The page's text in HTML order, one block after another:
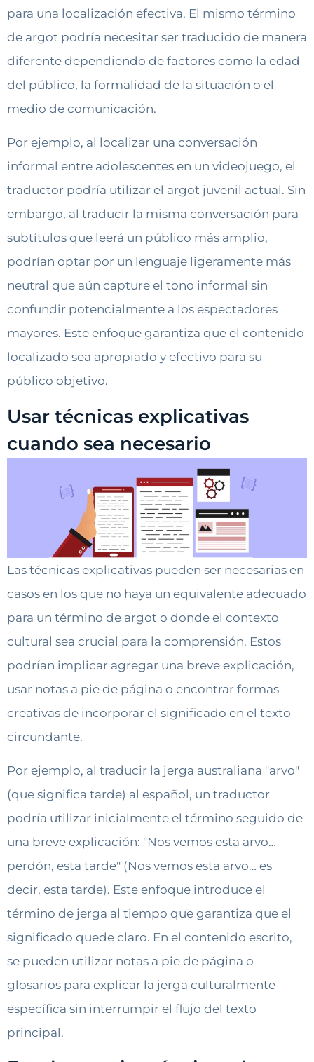
para una localización efectiva. El mismo término
de argot podría necesitar ser traducido de manera
diferente dependiendo de factores como la edad
del público, la formalidad de la situación o el
medio de comunicación.
Por ejemplo, al localizar una conversación
informal entre adolescentes en un videojuego, el
traductor podría utilizar el argot juvenil actual. Sin
embargo, al traducir la misma conversación para
subtítulos que leerá un público más amplio,
podrían optar por un lenguaje ligeramente más
neutral que aún capture el tono informal sin
confundir potencialmente a los espectadores
mayores. Este enfoque garantiza que el contenido
localizado sea apropiado y efectivo para su
público objetivo.
Usar técnicas explicativas
cuando sea necesario
Las técnicas explicativas pueden ser necesarias en
casos en los que no haya un equivalente adecuado
para un término de argot o donde el contexto
cultural sea crucial para la comprensión. Estos
podrían implicar agregar una breve explicación,
usar notas a pie de página o encontrar formas
creativas de incorporar el significado en el texto
circundante.
Por ejemplo, al traducir la jerga australiana "arvo"
(que significa tarde) al español, un traductor
podría utilizar inicialmente el término seguido de
una breve explicación: "Nos vemos esta arvo…
perdón, esta tarde" (Nos vemos esta arvo… es
decir, esta tarde). Este enfoque introduce el
término de jerga al tiempo que garantiza que el
significado quede claro. En el contenido escrito,
se pueden utilizar notas a pie de página o
glosarios para explicar la jerga culturalmente
específica sin interrumpir el flujo del texto
principal.